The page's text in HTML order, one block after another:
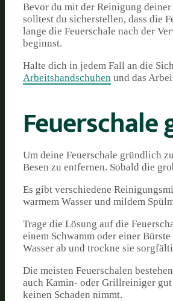
Bevor du mit der Reinigung
solltest du sicherstellen, dass die
lange die Feuerschale nach der
beginnst.
Halte dich in jedem Fall an die
Arbeitshandschuhen und das
Um deine Feuerschale gründlich
Besen zu entfernen. Sobald die
Es gibt verschiedene
warmem Wasser und mildem
Trage die Lösung auf die
einem Schwamm oder einer
Wasser ab und trockne sie
Die meisten Feuerschalen
auch Kamin- oder Grillreiniger
keinen Schaden nimmt.